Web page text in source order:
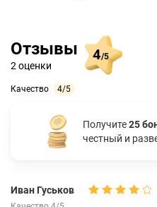
Отзывы
2 оценки
4/5
Качество 4/5
Получите25
честный и
Иван Гуськов